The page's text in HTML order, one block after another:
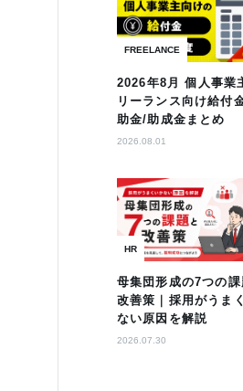
FREELANCE
2026年8月 個人事業
リーランス向け給付
助金/助成金まとめ
2026.08.01
HR
母集団形成の7つの課
改善策｜採用がうま
ない原因を解説
2026.07.30